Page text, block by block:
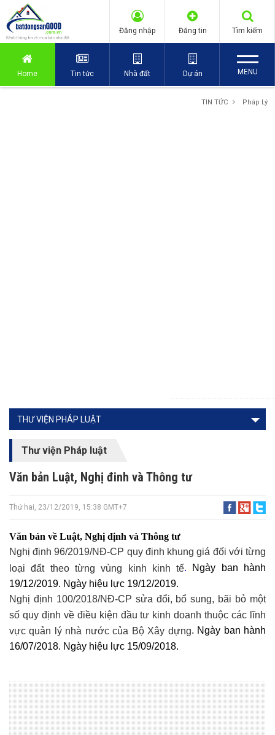
Đăng nhập Đăng tin Tìm kiếm
Home Tin tức Nhà đất Dự án MENU
TIN TỨC Pháp Lý
THƯ VIỆN PHÁP LUẬT
Thư viện Pháp luật
Văn bản Luật, Nghị đinh và Thông tư
Thứ hai, 23/12/2019, 15:38 GMT+7
Văn bản về Luật, Nghị định và Thông tư
Nghị định 96/2019/NĐ-CP quy định khung giá đối với từng
loại đất theo từng vùng kinh kinh tế. Ngày ban hành
19/12/2019. Ngày hiệu lực 19/12/2019.
Nghị định 100/2018/NĐ-CP sửa đổi, bổ sung, bãi bỏ một
số quy định về điều kiện đầu tư kinh doanh thuộc các lĩnh
vực quản lý nhà nước của Bộ Xây dựng. Ngày ban hành
16/07/2018. Ngày hiệu lực 15/09/2018.